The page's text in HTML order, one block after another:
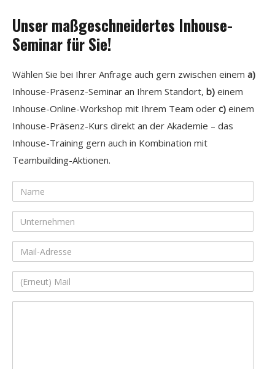
Unser maßgeschneidertes Inhouse-
Seminar für Sie!
Wählen Sie bei Ihrer Anfrage auch gern zwischen einem a)
Inhouse-Präsenz-Seminar an Ihrem Standort, b) einem
Inhouse-Online-Workshop mit Ihrem Team oder c) einem
Inhouse-Präsenz-Kurs direkt an der Akademie – das
Inhouse-Training gern auch in Kombination mit
Teambuilding-Aktionen.
Name
Unternehmen
Mail-
(Erneut)